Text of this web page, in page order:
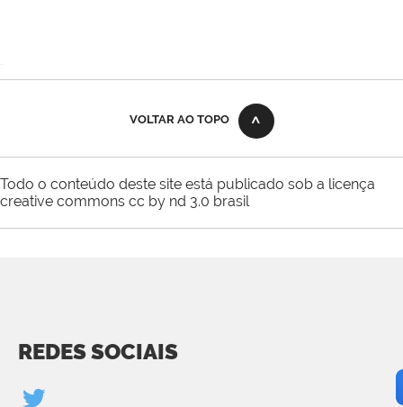
VOLTAR AO TOPO
Todo o conteúdo deste site está publicado sob a licença
creative commons cc by nd 3.0 brasil
REDES SOCIAIS